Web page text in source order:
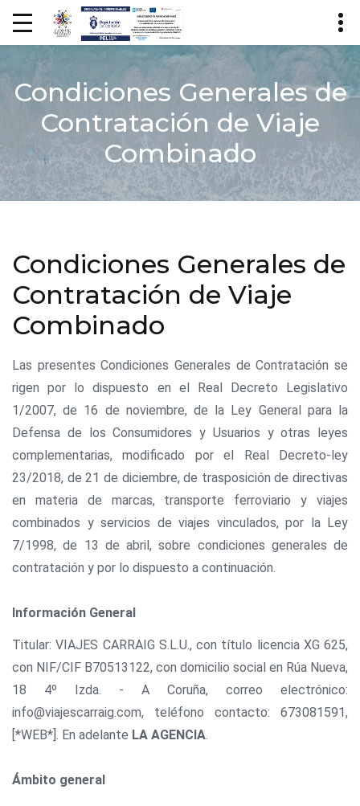
Condiciones Generales de
Contratación de Viaje
Combinado
Condiciones Generales de
Contratación de Viaje
Combinado
Las presentes Condiciones Generales de Contratación se
rigen por lo dispuesto en el Real Decreto Legislativo
1/2007, de 16 de noviembre, de la Ley General para la
Defensa de los Consumidores y Usuarios y otras leyes
complementarias, modificado por el Real Decreto-ley
23/2018, de 21 de diciembre, de trasposición de directivas
en materia de marcas, transporte ferroviario y viajes
combinados y servicios de viajes vinculados, por la Ley
7/1998, de 13 de abril, sobre condiciones generales de
contratación y por lo dispuesto a continuación.
Información General
Titular: VIAJES CARRAIG S.L.U., con título licencia XG 625,
con NIF/CIF B70513122, con domicilio social en Rúa Nueva,
18 4º Izda. - A Coruña, correo electrónico:
info@viajescarraig.com, teléfono contacto: 673081591,
[*WEB*]. En adelante LA AGENCIA.
Ámbito general